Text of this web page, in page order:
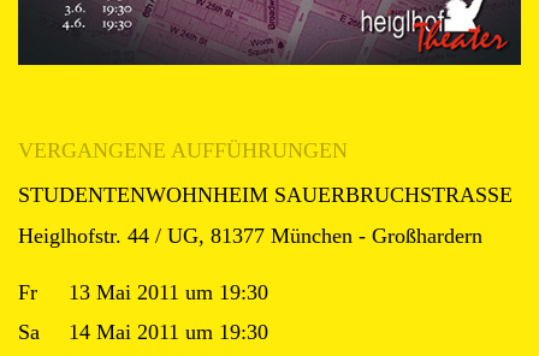
VERGANGENE AUFFÜHRUNGEN
STUDENTENWOHNHEIM SAUERBRUCHSTRASSE
Heiglhofstr. 44 / UG, 81377 München - Großhardern
Fr
13 Mai 2011 um 19:30
Sa
14 Mai 2011 um 19:30